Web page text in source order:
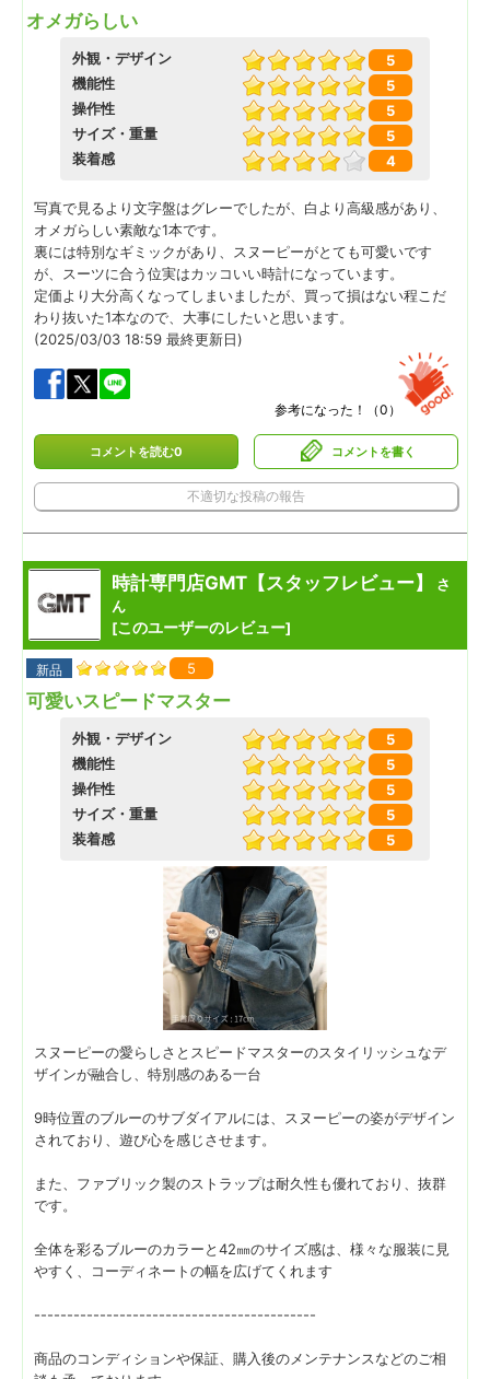
オメガらしい
外観・デザイン
5
機能性
5
操作性
5
サイズ・重量
5
装着感
4
写真で見るより文字盤はグレーでしたが、白より高級感があり、
オメガらしい素敵な1本です。
裏には特別なギミックがあり、スヌーピーがとても可愛いです
が、スーツに合う位実はカッコいい時計になっています。
定価より大分高くなってしまいましたが、買って損はない程こだ
わり抜いた1本なので、大事にしたいと思います。
(2025/03/03 18:59 最終更新日)
参考になった！（0 ）
コメントを読む0 コメントを書く
不適切な投稿の報告
時計専門店GMT【スタッフレビュー】
さ
ん
[このユーザーのレビュー]
新品 5
可愛いスピードマスター
外観・デザイン
5
機能性
5
操作性
5
サイズ・重量
5
装着感
5
スヌーピーの愛らしさとスピードマスターのスタイリッシュなデ
ザインが融合し、特別感のある一台
9時位置のブルーのサブダイアルには、スヌーピーの姿がデザイン
されており、遊び心を感じさせます。
また、ファブリック製のストラップは耐久性も優れており、抜群
です。
全体を彩るブルーのカラーと42㎜のサイズ感は、様々な服装に見
やすく、コーディネートの幅を広げてくれます
-------------------------------------------
商品のコンディションや保証、購入後のメンテナンスなどのご相